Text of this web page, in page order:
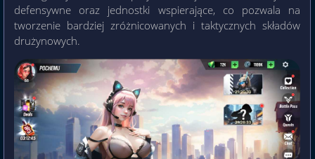
defensywne oraz jednostki wspierające, co pozwala na
tworzenie bardziej zróżnicowanych i taktycznych składów
drużynowych.